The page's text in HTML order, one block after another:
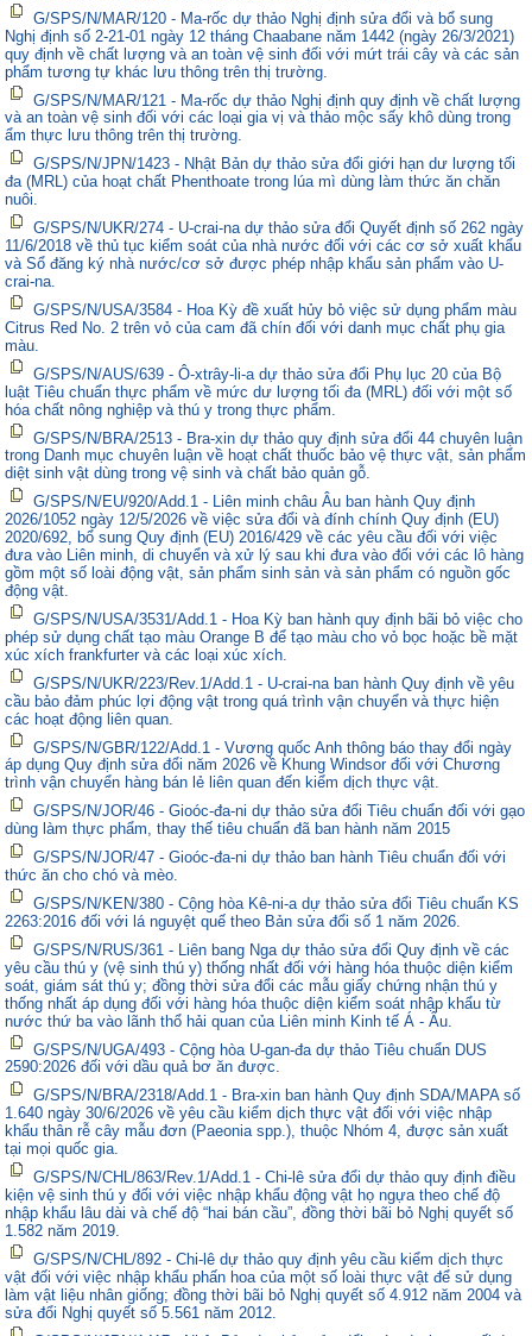
G/SPS/N/MAR/120 - Ma-rốc dự thảo Nghị định sửa đổi và bổ sung
Nghị định số 2-21-01 ngày 12 tháng Chaabane năm 1442 (ngày 26/3/2021)
quy định về chất lượng và an toàn vệ sinh đối với mứt trái cây và các sản
phẩm tương tự khác lưu thông trên thị trường.
G/SPS/N/MAR/121 - Ma-rốc dự thảo Nghị định quy định về chất lượng
và an toàn vệ sinh đối với các loại gia vị và thảo mộc sấy khô dùng trong
ẩm thực lưu thông trên thị trường.
G/SPS/N/JPN/1423 - Nhật Bản dự thảo sửa đổi giới hạn dư lượng tối
đa (MRL) của hoạt chất Phenthoate trong lúa mì dùng làm thức ăn chăn
nuôi.
G/SPS/N/UKR/274 - U-crai-na dự thảo sửa đổi Quyết định số 262 ngày
11/6/2018 về thủ tục kiểm soát của nhà nước đối với các cơ sở xuất khẩu
và Sổ đăng ký nhà nước/cơ sở được phép nhập khẩu sản phẩm vào U-
crai-na.
G/SPS/N/USA/3584 - Hoa Kỳ đề xuất hủy bỏ việc sử dụng phẩm màu
Citrus Red No. 2 trên vỏ của cam đã chín đối với danh mục chất phụ gia
màu.
G/SPS/N/AUS/639 - Ô-xtrây-li-a dự thảo sửa đổi Phụ lục 20 của Bộ
luật Tiêu chuẩn thực phẩm về mức dư lượng tối đa (MRL) đối với một số
hóa chất nông nghiệp và thú y trong thực phẩm.
G/SPS/N/BRA/2513 - Bra-xin dự thảo quy định sửa đổi 44 chuyên luận
trong Danh mục chuyên luận về hoạt chất thuốc bảo vệ thực vật, sản phẩm
diệt sinh vật dùng trong vệ sinh và chất bảo quản gỗ.
G/SPS/N/EU/920/Add.1 - Liên minh châu Âu ban hành Quy định
2026/1052 ngày 12/5/2026 về việc sửa đổi và đính chính Quy định (EU)
2020/692, bổ sung Quy định (EU) 2016/429 về các yêu cầu đối với việc
đưa vào Liên minh, di chuyển và xử lý sau khi đưa vào đối với các lô hàng
gồm một số loài động vật, sản phẩm sinh sản và sản phẩm có nguồn gốc
động vật.
G/SPS/N/USA/3531/Add.1 - Hoa Kỳ ban hành quy định bãi bỏ việc cho
phép sử dụng chất tạo màu Orange B để tạo màu cho vỏ bọc hoặc bề mặt
xúc xích frankfurter và các loại xúc xích.
G/SPS/N/UKR/223/Rev.1/Add.1 - U-crai-na ban hành Quy định về yêu
cầu bảo đảm phúc lợi động vật trong quá trình vận chuyển và thực hiện
các hoạt động liên quan.
G/SPS/N/GBR/122/Add.1 - Vương quốc Anh thông báo thay đổi ngày
áp dụng Quy định sửa đổi năm 2026 về Khung Windsor đối với Chương
trình vận chuyển hàng bán lẻ liên quan đến kiểm dịch thực vật.
G/SPS/N/JOR/46 - Gioóc-đa-ni dự thảo sửa đổi Tiêu chuẩn đối với gạo
dùng làm thực phẩm, thay thế tiêu chuẩn đã ban hành năm 2015
G/SPS/N/JOR/47 - Gioóc-đa-ni dự thảo ban hành Tiêu chuẩn đối với
thức ăn cho chó và mèo.
G/SPS/N/KEN/380 - Cộng hòa Kê-ni-a dự thảo sửa đổi Tiêu chuẩn KS
2263:2016 đối với lá nguyệt quế theo Bản sửa đổi số 1 năm 2026.
G/SPS/N/RUS/361 - Liên bang Nga dự thảo sửa đổi Quy định về các
yêu cầu thú y (vệ sinh thú y) thống nhất đối với hàng hóa thuộc diện kiểm
soát, giám sát thú y; đồng thời sửa đổi các mẫu giấy chứng nhận thú y
thống nhất áp dụng đối với hàng hóa thuộc diện kiểm soát nhập khẩu từ
nước thứ ba vào lãnh thổ hải quan của Liên minh Kinh tế Á - Âu.
G/SPS/N/UGA/493 - Cộng hòa U-gan-đa dự thảo Tiêu chuẩn DUS
2590:2026 đối với dầu quả bơ ăn được.
G/SPS/N/BRA/2318/Add.1 - Bra-xin ban hành Quy định SDA/MAPA số
1.640 ngày 30/6/2026 về yêu cầu kiểm dịch thực vật đối với việc nhập
khẩu thân rễ cây mẫu đơn (Paeonia spp.), thuộc Nhóm 4, được sản xuất
tại mọi quốc gia.
G/SPS/N/CHL/863/Rev.1/Add.1 - Chi-lê sửa đổi dự thảo quy định điều
kiện vệ sinh thú y đối với việc nhập khẩu động vật họ ngựa theo chế độ
nhập khẩu lâu dài và chế độ “hai bán cầu”, đồng thời bãi bỏ Nghị quyết số
1.582 năm 2019.
G/SPS/N/CHL/892 - Chi-lê dự thảo quy định yêu cầu kiểm dịch thực
vật đối với việc nhập khẩu phấn hoa của một số loài thực vật để sử dụng
làm vật liệu nhân giống; đồng thời bãi bỏ Nghị quyết số 4.912 năm 2004 và
sửa đổi Nghị quyết số 5.561 năm 2012.